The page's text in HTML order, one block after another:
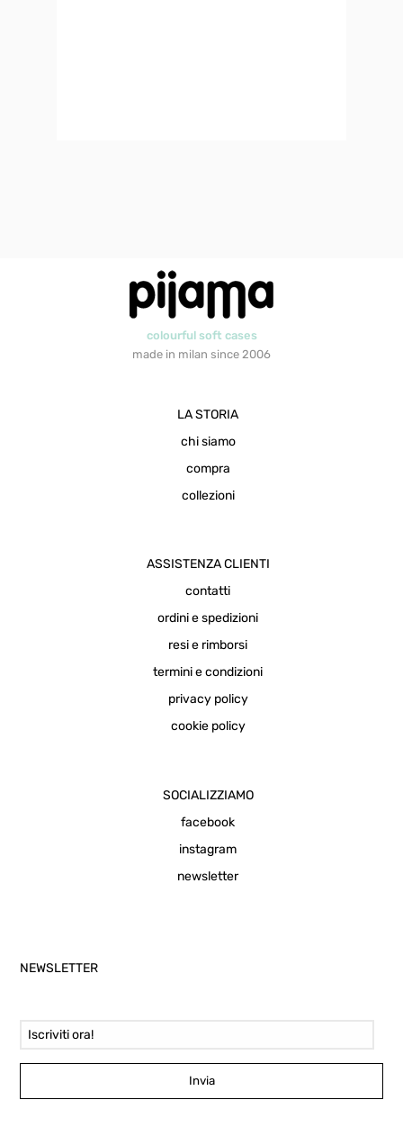
colourful soft cases
made in milan since 2006
LA STORIA
chi siamo
compra
collezioni
ASSISTENZA CLIENTI
contatti
ordini e spedizioni
resi e rimborsi
termini e condizioni
privacy policy
cookie policy
SOCIALIZZIAMO
facebook
instagram
newsletter
NEWSLETTER
Invia